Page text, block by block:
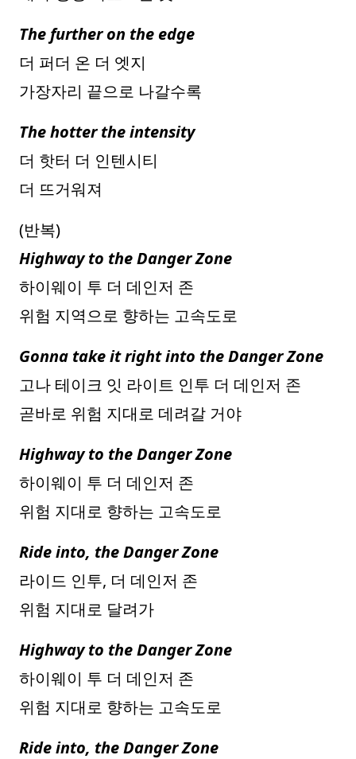
The further on the edge
더 퍼더 온 더 엣지
가장자리 끝으로 나갈수록
The hotter the intensity
더 핫터 더 인텐시티
더 뜨거워져
(반복)
Highway to the Danger Zone
하이웨이 투 더 데인저 존
위험 지역으로 향하는 고속도로
Gonna take it right into the Danger Zone
고나 테이크 잇 라이트 인투 더 데인저 존
곧바로 위험 지대로 데려갈 거야
Highway to the Danger Zone
하이웨이 투 더 데인저 존
위험 지대로 향하는 고속도로
Ride into, the Danger Zone
라이드 인투, 더 데인저 존
위험 지대로 달려가
Highway to the Danger Zone
하이웨이 투 더 데인저 존
위험 지대로 향하는 고속도로
Ride into, the Danger Zone